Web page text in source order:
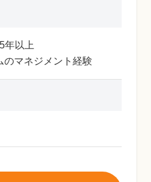
年以上
のマネジメント経験